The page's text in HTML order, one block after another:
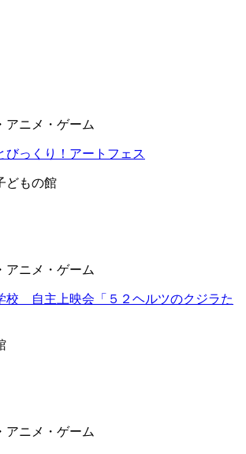
アニメ・ゲーム
びっくり！アートフェス
どもの館
アニメ・ゲーム
校 自主上映会「５２ヘルツのクジラた
アニメ・ゲーム